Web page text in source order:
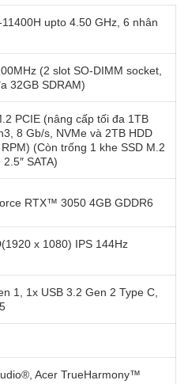
upto 4.50 GHz, 6 nhân
(2 slot SO-DIMM socket,
32GB SDRAM)
PCIE (nâng cấp tối đa 1TB
8 Gb/s, NVMe và 2TB HDD
(Còn trống 1 khe SSD M.2
SATA)
RTX™ 3050 4GB GDDR6
x 1080) IPS 144Hz
1, 1x USB 3.2 Gen 2 Type C,
Acer TrueHarmony™